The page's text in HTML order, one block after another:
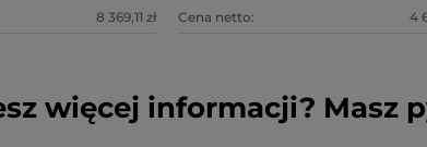
8 369,11 zł Cena netto: 4
więcej informacji? Masz